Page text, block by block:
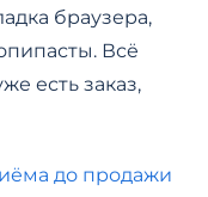
браузера,
Всё
есть заказ,
до продажи